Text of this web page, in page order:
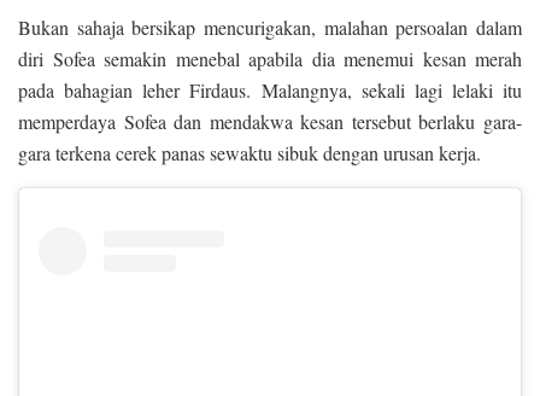
Bukan sahaja bersikap mencurigakan, malahan persoalan dalam
diri Sofea semakin menebal apabila dia menemui kesan merah
pada bahagian leher Firdaus. Malangnya, sekali lagi lelaki itu
memperdaya Sofea dan mendakwa kesan tersebut berlaku gara-
gara terkena cerek panas sewaktu sibuk dengan urusan kerja.